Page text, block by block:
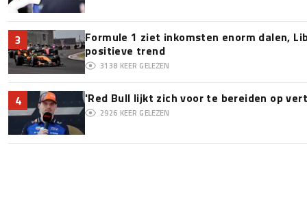
3
Formule 1 ziet inkomsten enorm dalen,
positieve trend
3138 KEER GELEZEN
4 'Red Bull lijkt zich voor te bereiden op
2926 KEER GELEZEN